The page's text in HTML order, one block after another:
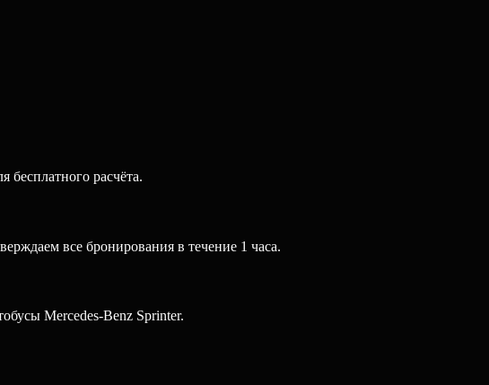
бесплатного расчёта.
все бронирования в течение 1 часа.
Mercedes-Benz Sprinter.